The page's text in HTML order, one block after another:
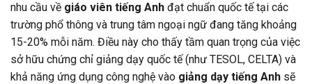
nhu cầu về giáo viên tiếng Anh đạt chuẩn quốc tế tại các
trường phổ thông và trung tâm ngoại ngữ đang tăng khoảng
15-20% mỗi năm. Điều này cho thấy tầm quan trọng của việc
sở hữu chứng chỉ giảng dạy quốc tế (như TESOL, CELTA) và
khả năng ứng dụng công nghệ vào giảng dạy tiếng Anh sẽ